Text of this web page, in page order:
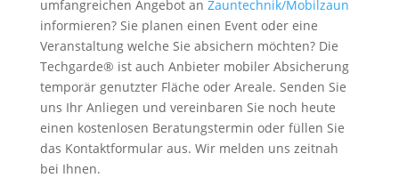
umfangreichen Angebot an Zauntechnik/Mobilzaun
informieren? Sie planen einen Event oder eine
Veranstaltung welche Sie absichern möchten? Die
Techgarde® ist auch Anbieter mobiler Absicherung
temporär genutzter Fläche oder Areale. Senden Sie
uns Ihr Anliegen und vereinbaren Sie noch heute
einen kostenlosen Beratungstermin oder füllen Sie
das Kontaktformular aus. Wir melden uns zeitnah
bei Ihnen.